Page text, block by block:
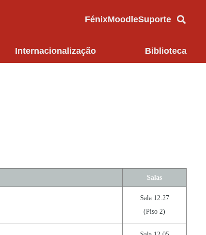
FénixMoodleSuporte
Internacionalização Biblioteca
Salas
Sala 12.27
(Piso 2)